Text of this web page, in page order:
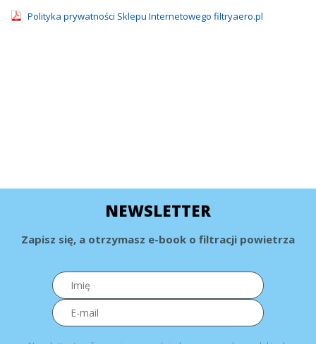
Polityka prywatności Sklepu Internetowego filtryaero.pl
NEWSLETTER
Zapisz się, a otrzymasz e-book o filtracji powietrza